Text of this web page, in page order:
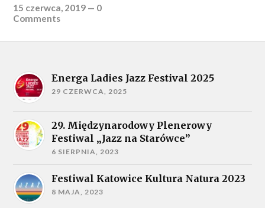
15 czerwca, 2019 — 0
Comments
Energa Ladies Jazz Festival 2025
29 CZERWCA, 2025
29. Międzynarodowy Plenerowy
Festiwal „Jazz na Starówce”
6 SIERPNIA, 2023
Festiwal Katowice Kultura Natura 2023
8 MAJA, 2023